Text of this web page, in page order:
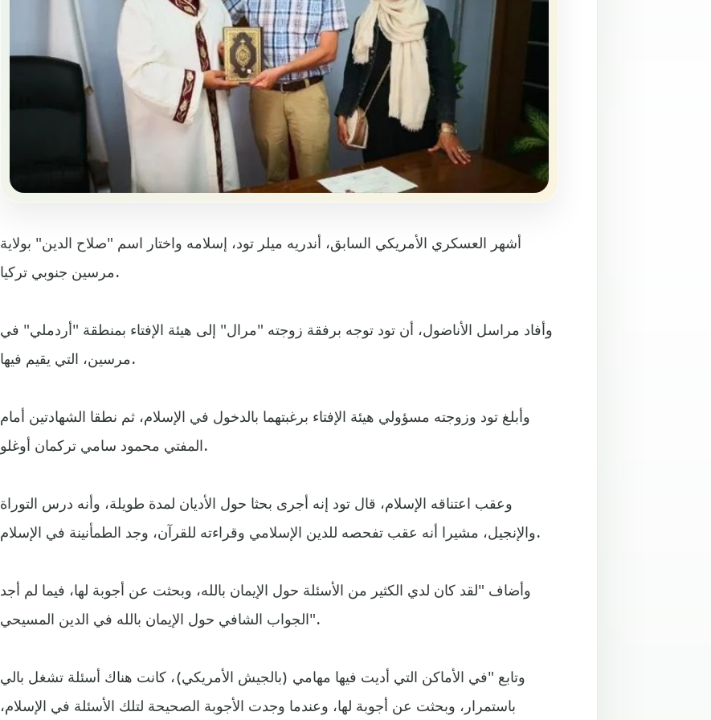
أشهر العسكري الأمريكي السابق، أندريه ميلر تود، إسلامه واختار اسم "صلاح الدين" بولاية
مرسين جنوبي تركيا.
وأفاد مراسل الأناضول، أن تود توجه برفقة زوجته "مرال" إلى هيئة الإفتاء بمنطقة "أردملي" في
مرسين، التي يقيم فيها.
وأبلغ تود وزوجته مسؤولي هيئة الإفتاء برغبتهما بالدخول في الإسلام، ثم نطقا الشهادتين أمام
المفتي محمود سامي تركمان أوغلو.
وعقب اعتناقه الإسلام، قال تود إنه أجرى بحثا حول الأديان لمدة طويلة، وأنه درس التوراة
والإنجيل، مشيرا أنه عقب تفحصه للدين الإسلامي وقراءته للقرآن، وجد الطمأنينة في الإسلام.
وأضاف "لقد كان لدي الكثير من الأسئلة حول الإيمان بالله، وبحثت عن أجوبة لها، فيما لم أجد
الجواب الشافي حول الإيمان بالله في الدين المسيحي".
وتابع "في الأماكن التي أديت فيها مهامي (بالجيش الأمريكي)، كانت هناك أسئلة تشغل بالي
باستمرار، وبحثت عن أجوبة لها، وعندما وجدت الأجوبة الصحيحة لتلك الأسئلة في الإسلام،